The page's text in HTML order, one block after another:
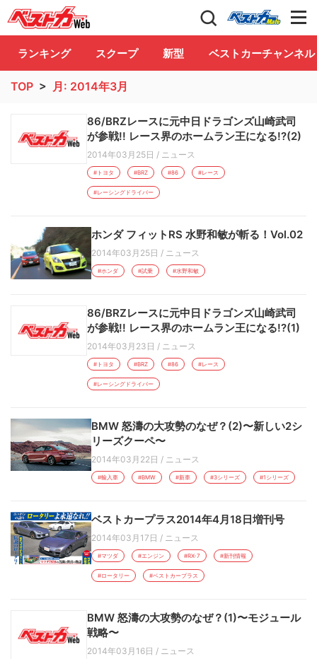
自動車情報誌「ベストカー」 Club
ランキング スクープ 新型 ベストカーチャンネル
TOP > 月: 2014年3月
86/BRZレースに元中日ドラゴンズ山崎武司
が参戦!! レース界のホームラン王になる!?(2)
2014年03月25日 / ニュース
#トヨタ #BRZ #86 #レース
#レーシングドライバー
ホンダ フィットRS 水野和敏が斬る！Vol.02
2014年03月25日 / ニュース
#ホンダ #試乗 #水野和敏
86/BRZレースに元中日ドラゴンズ山崎武司
が参戦!! レース界のホームラン王になる!?(1)
2014年03月23日 / ニュース
#トヨタ #BRZ #86 #レース
#レーシングドライバー
BMW 怒濤の大攻勢のなぜ？(2)〜新しい2シ
リーズクーペ〜
2014年03月22日 / ニュース
#輸入車 #BMW #新車 #3シリーズ #1シリーズ
ベストカープラス2014年4月18日増刊号
2014年03月17日 / ニュース
#マツダ #エンジン #RX-7 #新刊情報
#ロータリー #ベストカープラス
BMW 怒濤の大攻勢のなぜ？(1)〜モジュール
戦略〜
2014年03月16日 / ニュース